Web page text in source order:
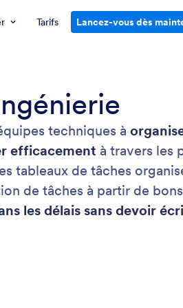
Tarifs Lancez-vous dès
techniques à
efficacement à travers les
tableaux de tâches
de tâches à partir de
les délais sans devoir